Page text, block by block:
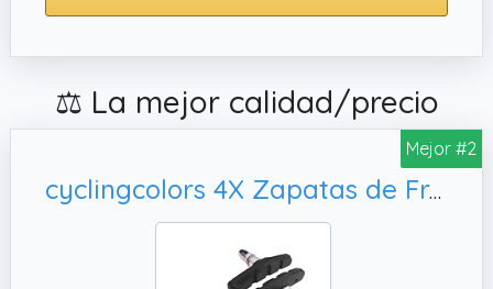
⚖️ La mejor calidad/precio
Mejor #2
cyclingcolors 4X Zapatas de Freno Pastillas 60mm Symmetric Compatible con Shimano Tektro Avid Sram V-Brake Bicicleta, Negro